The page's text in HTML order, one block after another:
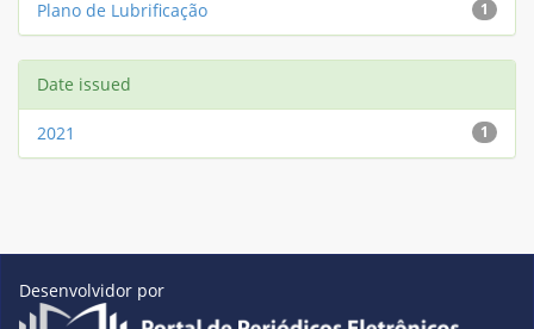
1
Plano de Lubrificação
Date issued
1
2021
Desenvolvidor por